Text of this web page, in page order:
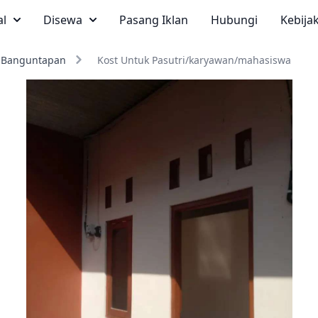
Disewa Pasang Iklan Hubungi
Banguntapan Kost Untuk Pasutri/karyawan/mahasiswa